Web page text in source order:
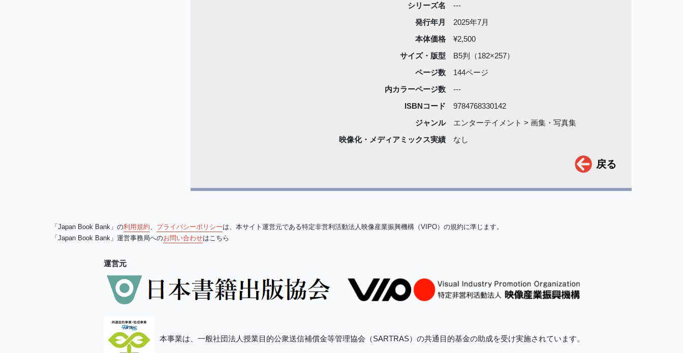
シリーズ名
---
発行年月
2025年7月
本体価格
¥2,500
サイズ・版型
B5判（182×257）
ページ数
144ページ
内カラーページ数
---
ISBNコード
9784768330142
ジャンル
エンターテイメント > 画集・写真集
映像化・ メディアミックス実績 なし
戻る
「Japan Book Bank」の利用規約 プライバシーポリシーは、本サイト運営元である特定非営利活動法人映像産業振興機構（VIPO）の規約に準じます。
「Japan Book Bank」運営事務局へのお問い合わせはこちら
運営元
本事業は、一般社団法人授業目的公衆送信補償金等管理協会（SARTRAS）の共通目的基金の助成を受け実施されています。